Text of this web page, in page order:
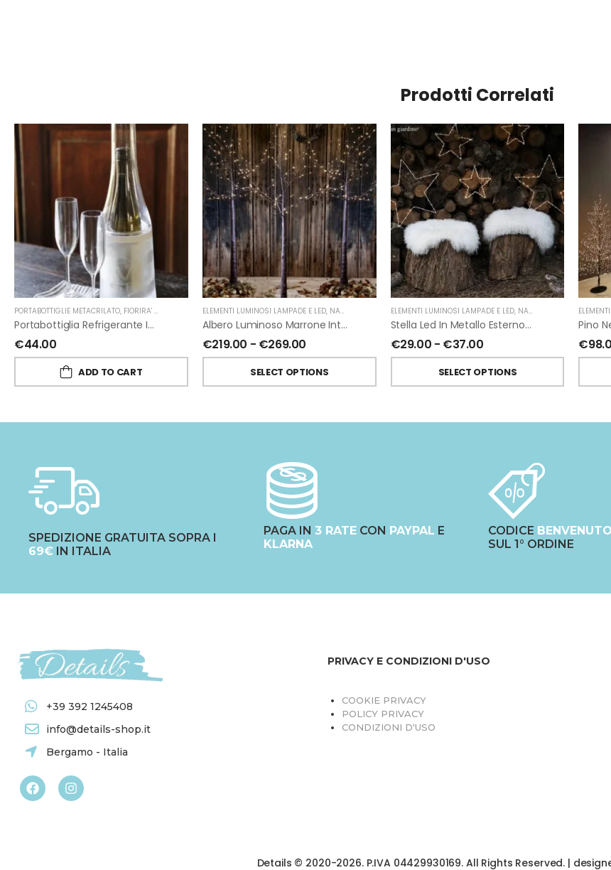
Prodotti Correlati
PORTABOTTIGLIE METACRILATO, FIORIRA' UN GIARDINO
Portabottiglia Refrigerante In Metacrilato Di Fiorirà Un Giardino
€44.00
ADD TO CART
ELEMENTI LUMINOSI LAMPADE E LED, NATALE FIORIRA' UN GIARDINO
Albero Luminoso Marrone Interno-Esterno Di Fiorirà Un Giardino
€219.00 - €269.00
SELECT OPTIONS
ELEMENTI LUMINOSI LAMPADE E LED, NATALE FIORIRA' UN
Stella Led In Metallo Esterno-Interno
€29.00 - €37.00
SELECT OPTIONS
€
SPEDIZIONE GRATUITA SOPRA I
69€ IN ITALIA
PAGA IN 3 RATE CON PAYPAL E
KLARNA
CODICE
SUL 1° ORDINE
+39 392 1245408
info@details-shop.it
Bergamo - Italia
PRIVACY E CONDIZIONI D'USO
COOKIE PRIVACY
POLICY PRIVACY
CONDIZIONI D'USO
Details © 2020-2026. P.IVA 04429930169. All Rights Reserved. |